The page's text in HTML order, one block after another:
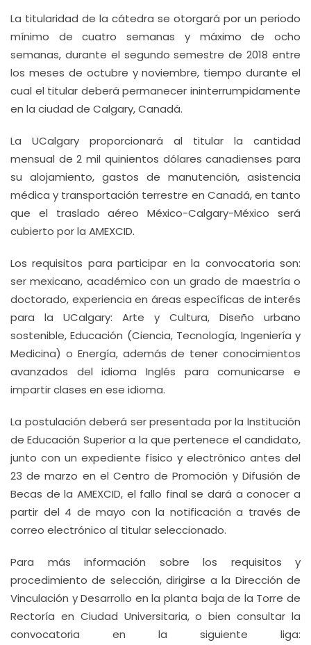
La titularidad de la cátedra se otorgará por un periodo
mínimo de cuatro semanas y máximo de ocho
semanas, durante el segundo semestre de 2018 entre
los meses de octubre y noviembre, tiempo durante el
cual el titular deberá permanecer ininterrumpidamente
en la ciudad de Calgary, Canadá.
La UCalgary proporcionará al titular la cantidad
mensual de 2 mil quinientos dólares canadienses para
su alojamiento, gastos de manutención, asistencia
médica y transportación terrestre en Canadá, en tanto
que el traslado aéreo México-Calgary-México será
cubierto por la AMEXCID.
Los requisitos para participar en la convocatoria son:
ser mexicano, académico con un grado de maestría o
doctorado, experiencia en áreas específicas de interés
para la UCalgary: Arte y Cultura, Diseño urbano
sostenible, Educación (Ciencia, Tecnología, Ingeniería y
Medicina) o Energía, además de tener conocimientos
avanzados del idioma Inglés para comunicarse e
impartir clases en ese idioma.
La postulación deberá ser presentada por la Institución
de Educación Superior a la que pertenece el candidato,
junto con un expediente físico y electrónico antes del
23 de marzo en el Centro de Promoción y Difusión de
Becas de la AMEXCID, el fallo final se dará a conocer a
partir del 4 de mayo con la notificación a través de
correo electrónico al titular seleccionado.
Para más información sobre los requisitos y
procedimiento de selección, dirigirse a la Dirección de
Vinculación y Desarrollo en la planta baja de la Torre de
Rectoría en Ciudad Universitaria, o bien consultar la
convocatoria en la siguiente liga: